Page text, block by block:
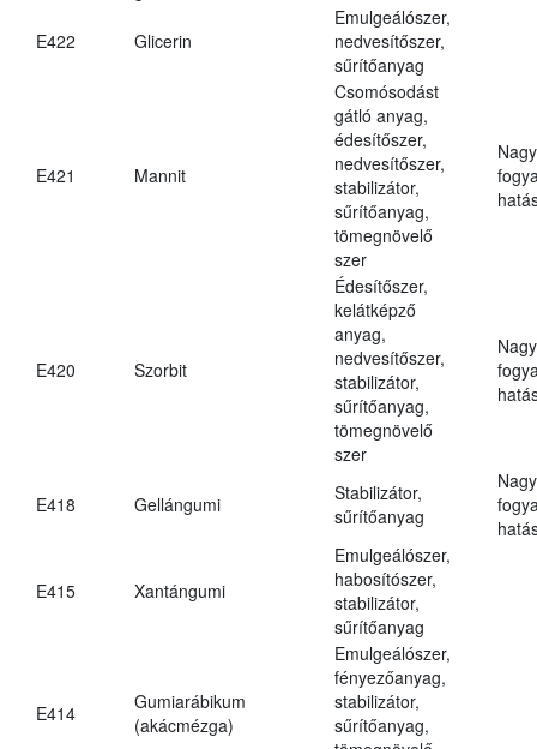
E422 Glicerin
Emulgeálószer,
nedvesítőszer,
sűrítőanyag
E421 Mannit
Csomósodást
gátló anyag,
édesítőszer,
nedvesítőszer,
stabilizátor,
sűrítőanyag,
tömegnövelő
szer
E420 Szorbit
Édesítőszer,
kelátképző
anyag,
nedvesítőszer,
stabilizátor,
sűrítőanyag,
tömegnövelő
szer
E418 Gellángumi
Stabilizátor,
sűrítőanyag
E415 Xantángumi
Emulgeálószer,
habosítószer,
stabilizátor,
sűrítőanyag
E414
Gumiarábikum
(akácmézga)
Emulgeálószer,
fényezőanyag,
stabilizátor,
sűrítőanyag,